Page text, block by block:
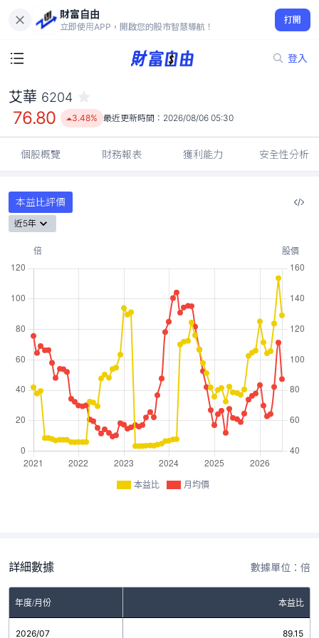
財富自由
立即使用APP，開啟您的股市智慧導航！
打開
登入
76.80
3.48%
艾華 6204
76.80 3.48% 最近更新時間： 2026/08/06 05:30
個股概覽 財務報表 獲利能力 安全性分析
本益比評價
近5年
本益比 月均價
詳細數據 數據單位：倍
年度/月份 本益比
2026/07 89.15